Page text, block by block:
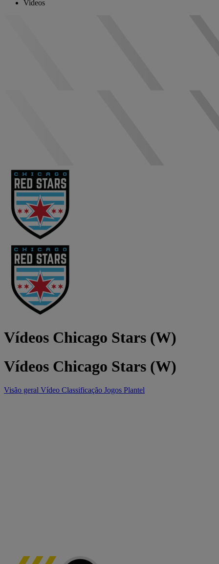
Videos
Vídeos Chicago Stars (W)
Vídeos Chicago Stars (W)
Visão geral Vídeo Classificação Jogos Plantel